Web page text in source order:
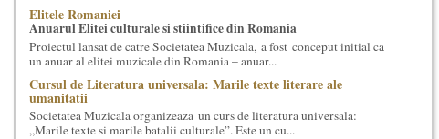
Elitele Romaniei
Anuarul Elitei culturale si stiintifice din Romania
Proiectul lansat de catre Societatea Muzicala, a fost conceput initial ca
un anuar al elitei muzicale din Romania – anuar...
Cursul de Literatura universala: Marile texte literare ale
umanitatii
Societatea Muzicala organizeaza un curs de literatura universala:
„Marile texte si marile batalii culturale”. Este un cu...